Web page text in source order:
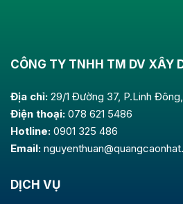
CÔNG TY TNHH TM DV XÂY
Địa chỉ: 29/1 Đường 37, P.Linh
Điện thoại: 078 621 5486
Hotline: 0901 325 486
Email:
DỊCH VỤ